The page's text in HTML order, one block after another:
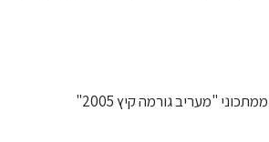
ממתכוני "מעריב גורמה קיץ 2005"